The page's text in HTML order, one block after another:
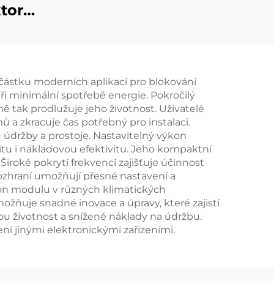
moderních aplikací pro blokování
minimální spotřebě energie. Pokročilý
tak prodlužuje jeho životnost. Uživatelé
a zkracuje čas potřebný pro instalaci.
a prostoje. Nastavitelný výkon
i nákladovou efektivitu. Jeho kompaktní
pokrytí frekvencí zajišťuje účinnost
umožňují přesné nastavení a
modulu v různých klimatických
snadné inovace a úpravy, které zajistí
životnost a snížené náklady na údržbu.
jinými elektronickými zařízeními.